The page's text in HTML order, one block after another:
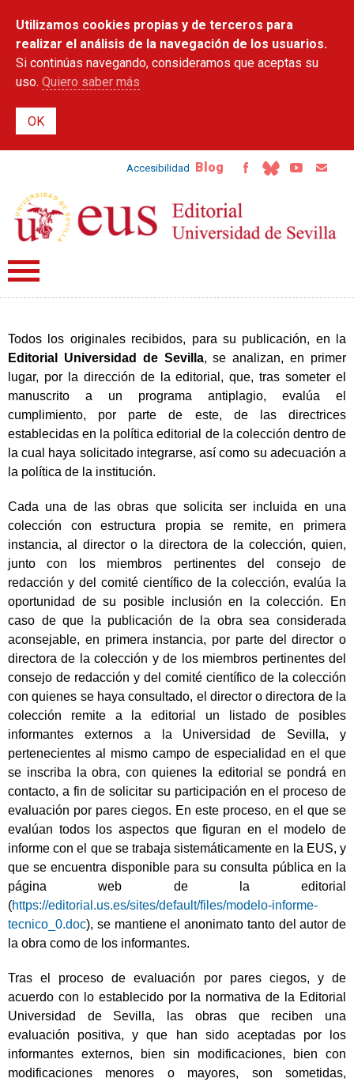
contenido
principal
Utilizamos cookies propias y de terceros para
realizar el análisis de la navegación de los usuarios.
Si continúas navegando, consideramos que aceptas su
uso. Quiero saber más
Accesibilidad Blog
Todos los originales recibidos, para su publicación, en la
Editorial Universidad de Sevilla, se analizan, en primer
lugar, por la dirección de la editorial, que, tras someter el
manuscrito a un programa antiplagio, evalúa el
cumplimiento, por parte de este, de las directrices
establecidas en la política editorial de la colección dentro de
la cual haya solicitado integrarse, así como su adecuación a
la política de la institución.
Cada una de las obras que solicita ser incluida en una
colección con estructura propia se remite, en primera
instancia, al director o la directora de la colección, quien,
junto con los miembros pertinentes del consejo de
redacción y del comité científico de la colección, evalúa la
oportunidad de su posible inclusión en la colección. En
caso de que la publicación de la obra sea considerada
aconsejable, en primera instancia, por parte del director o
directora de la colección y de los miembros pertinentes del
consejo de redacción y del comité científico de la colección
con quienes se haya consultado, el director o directora de la
colección remite a la editorial un listado de posibles
informantes externos a la Universidad de Sevilla, y
pertenecientes al mismo campo de especialidad en el que
se inscriba la obra, con quienes la editorial se pondrá en
contacto, a fin de solicitar su participación en el proceso de
evaluación por pares ciegos. En este proceso, en el que se
evalúan todos los aspectos que figuran en el modelo de
informe con el que se trabaja sistemáticamente en la EUS, y
que se encuentra disponible para su consulta pública en la
página web de la editorial
(https://editorial.us.es/sites/default/files/modelo-informe-
tecnico_0.doc), se mantiene el anonimato tanto del autor de
la obra como de los informantes.
Tras el proceso de evaluación por pares ciegos, y de
acuerdo con lo establecido por la normativa de la Editorial
Universidad de Sevilla, las obras que reciben una
evaluación positiva, y que han sido aceptadas por los
informantes externos, bien sin modificaciones, bien con
modificaciones menores o mayores, son sometidas,